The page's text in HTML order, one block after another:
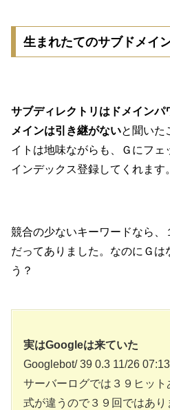
生まれたてのサブドメイ
サブディレクトリはドメインパ
メインは引き継がないと聞いた
イトは地味ながらも、Ｇにフ
インデックス登録してくれます。
競合の少ないキーワードなら、
だってありました。なのにＧは
う？
実はGoogleは来ていた
Googlebot/ 39 0.3 11/26 07:13
サーバーログでは３９ヒッ
式が違うので３９回ではあ